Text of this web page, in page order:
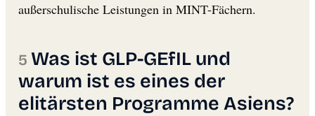
außerschulische Leistungen in MINT-Fächern.
Was ist GLP-GEfIL und
warum ist es eines der
elitärsten Programme Asiens?